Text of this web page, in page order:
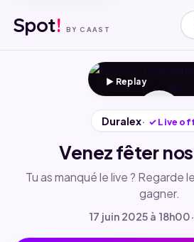
Spot! BY CAAST
▶ Replay
Duralex ✓Live
Venez fêter
Tu as manqué le live ? Regarde
gagner.
17 juin 2025 à 18h00